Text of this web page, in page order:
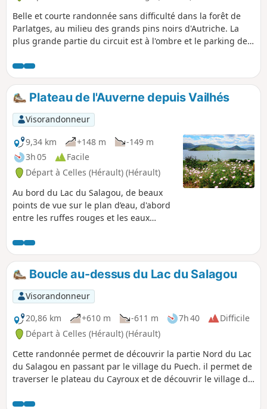
Belle et courte randonnée sans difficulté dans la forêt de
Parlatges, au milieu des grands pins noirs d'Autriche. La
plus grande partie du circuit est à l'ombre et le parking de
Plateau de l'Auverne depuis Vailhés
Visorandonneur
9,34 km
+148 m
-149 m
3h 05
Facile
Départ à Celles (Hérault) (Hérault)
Au bord du Lac du Salagou, de beaux
points de vue sur le plan d’eau, d'abord
entre les ruffes rouges et les eaux
du plateau de l'Auverne.
Boucle au-dessus du Lac du Salagou
Visorandonneur
20,86 km
+610 m -611 m 7h 40
Difficile
Départ à Celles (Hérault) (Hérault)
Cette randonnée permet de découvrir la partie Nord du Lac
du Salagou en passant par le village du Puech. il permet de
traverser le plateau du Cayroux et de découvrir le village de